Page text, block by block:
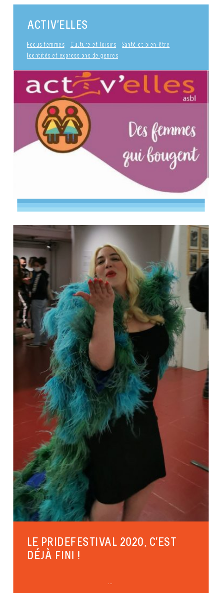
ACTIV’ELLES
Focus femmes Culture et loisirs
Santé et bien-être
Identités et expressions de genres
LE PRIDEFESTIVAL 2020, C’EST
DÉJÀ FINI !
...